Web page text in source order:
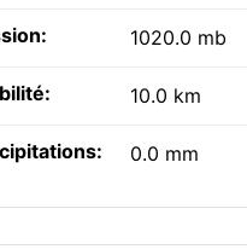
1020.0 mb
10.0 km
0.0 mm